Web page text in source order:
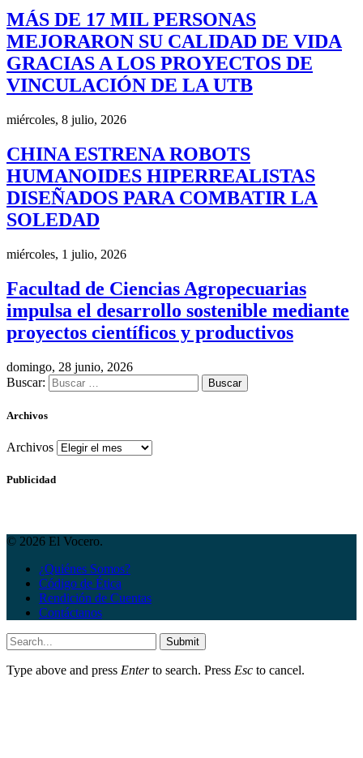
MÁS DE 17 MIL PERSONAS
MEJORARON SU CALIDAD DE VIDA
GRACIAS A LOS PROYECTOS DE
VINCULACIÓN DE LA UTB
miércoles, 8 julio, 2026
CHINA ESTRENA ROBOTS
HUMANOIDES HIPERREALISTAS
DISEÑADOS PARA COMBATIR LA
SOLEDAD
miércoles, 1 julio, 2026
Facultad de Ciencias Agropecuarias
impulsa el desarrollo sostenible mediante
proyectos científicos y productivos
domingo, 28 junio, 2026
Buscar:
Archivos
Archivos
Publicidad
© 2026 El Vocero.
¿Quiénes Somos?
Código de Ética
Rendición de Cuentas
Contáctanos
Submit
Type above and press Enterto search. Press Esc to cancel.